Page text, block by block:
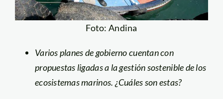
Foto: Andina
Varios planes de gobierno cuentan con
propuestas ligadas a la gestión sostenible de los
ecosistemas marinos. ¿Cuáles son estas?